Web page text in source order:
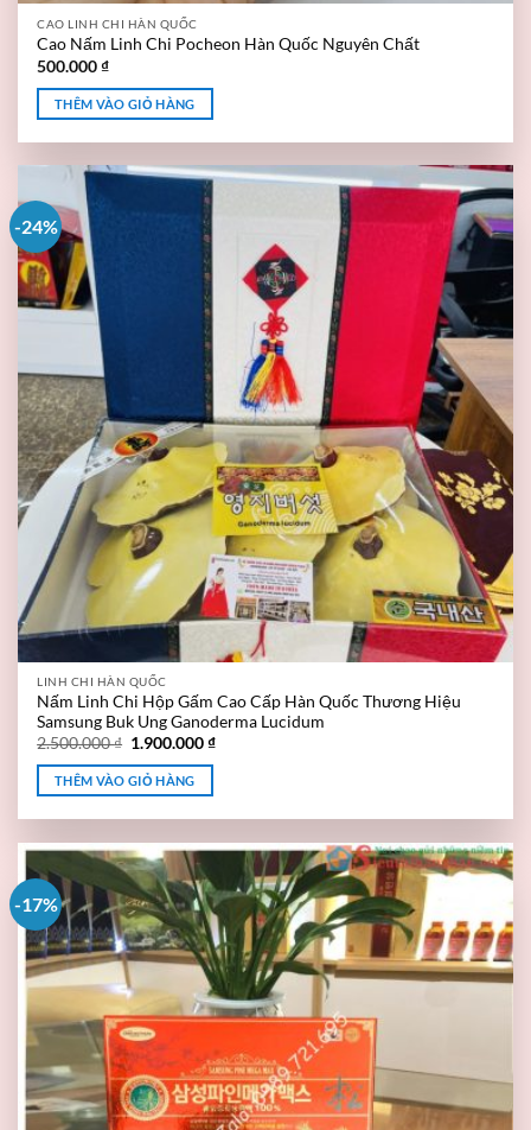
CAO LINH CHI HÀN QUỐC
Cao Nấm Linh Chi Pocheon Hàn Quốc Nguyên Chất
500.000₫
THÊM VÀO GIỎ HÀNG
-24%
LINH CHI HÀN QUỐC
Nấm Linh Chi Hộp Gấm Cao Cấp Hàn Quốc Thương Hiệu
Samsung Buk Ung Ganoderma Lucidum
2.500.000₫ 1.900.000₫
THÊM VÀO GIỎ HÀNG
-17%